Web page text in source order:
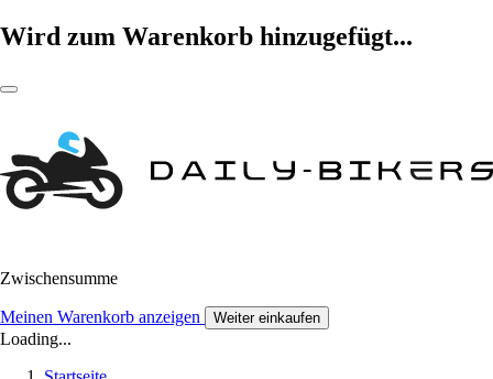
Wird zum Warenkorb hinzugefügt...
Zwischensumme
Meinen Warenkorb anzeigen Weiter einkaufen
Loading...